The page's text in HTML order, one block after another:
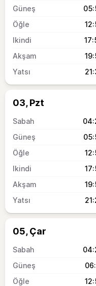
03, Pzt
05, Çar